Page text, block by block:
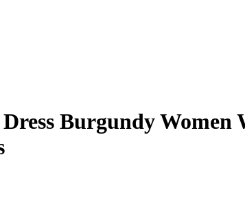
Burgundy Women